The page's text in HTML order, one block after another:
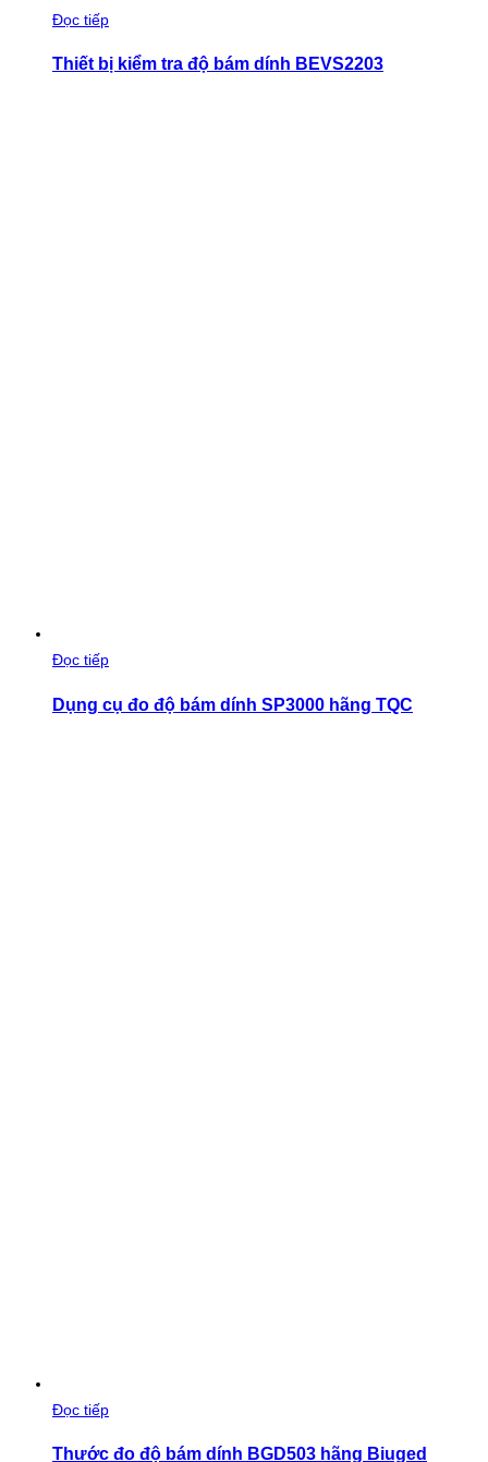
Đọc tiếp
Thiết bị kiểm tra độ bám dính BEVS2203
Đọc tiếp
Dụng cụ đo độ bám dính SP3000 hãng TQC
Đọc tiếp
Thước đo độ bám dính BGD503 hãng Biuged